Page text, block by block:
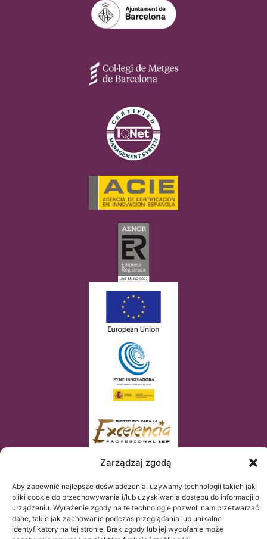
Zarządzaj zgodą
Aby zapewnić najlepsze doświadczenia, używamy technologii takich jak
pliki cookie do przechowywania i/lub uzyskiwania dostępu do informacji o
urządzeniu. Wyrażenie zgody na te technologie pozwoli nam przetwarzać
dane, takie jak zachowanie podczas przeglądania lub unikalne
identyfikatory na tej stronie. Brak zgody lub jej wycofanie może